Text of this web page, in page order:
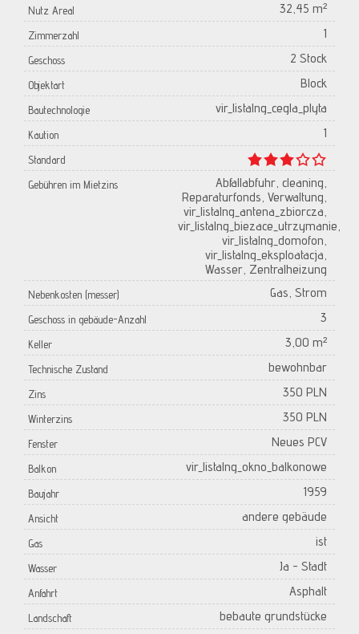
Nutz Areal 32,45 m²
Zimmerzahl 1
Geschoss 2 Stock
Objektart Block
Bautechnologie vir_listalng_cegla_plyta
Kaution 1
Standard
Gebühren im Mietzins
Abfallabfuhr, cleaning,
Reparaturfonds, Verwaltung,
vir_listalng_antena_zbiorcza,
vir_listalng_biezace_utrzymanie,
vir_listalng_domofon,
vir_listalng_eksploatacja,
Wasser, Zentralheizung
Nebenkosten (messer) Gas, Strom
Geschoss in gebäude-Anzahl 3
Keller 3,00 m²
Technische Zustand bewohnbar
Zins 350 PLN
Winterzins 350 PLN
Fenster Neues PCV
Balkon vir_listalng_okno_balkonowe
Baujahr 1959
Ansicht andere gebäude
Gas ist
Wasser Ja - Stadt
Anfahrt Asphalt
Landschaft
bebaute grundstücke